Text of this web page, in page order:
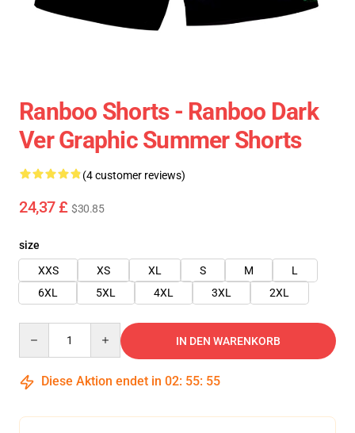
Ranboo Shorts - Ranboo Dark
Ver Graphic Summer Shorts
(4 customer reviews)
24,37 £ $30.85
size
XXS
XS XL S M
L
6XL
5XL 4XL 3XL 2XL
IN DEN WARENKORB
Diese Aktion endet in 02: 55: 54